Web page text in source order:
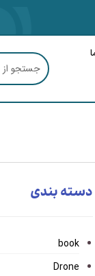
دسته بندی
book
Drone